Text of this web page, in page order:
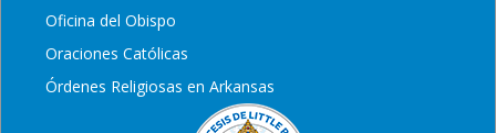
Oficina del Obispo
Oraciones Católicas
Órdenes Religiosas en Arkansas